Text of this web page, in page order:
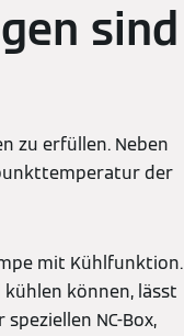
sind
zu erfüllen. Neben
der
mit Kühlfunktion.
können, lässt
NC-Box,